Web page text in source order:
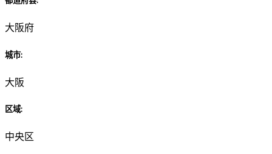
大阪府
城市:
大阪
区域:
中央区